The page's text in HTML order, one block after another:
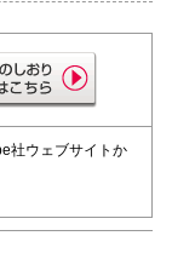
社ウェブサイトか